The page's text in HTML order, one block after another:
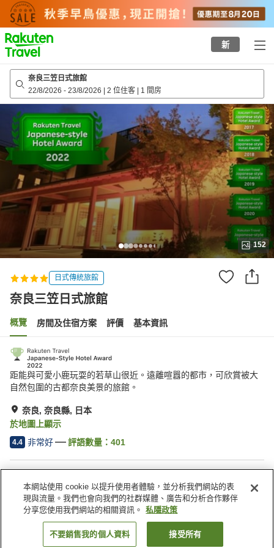
to
top
page
新
奈良三笠日式旅館
22/8/2026 - 23/8/2026 | 2 位住客 | 1 間房
152
日式傳統旅館
奈良三笠日式旅館
概覽 房間及住宿方案 評價 基本資訊
距能與可愛小鹿玩耍的若草山很近。遠離喧囂的都市，可欣賞被大
自然包圍的古都奈良美景的旅館。
奈良, 奈良縣, 日本
於地圖上顯示
4.4 非常好 評語數量： 401
停車場
水療/美容院
餐廳
私人包場
日本 奈良縣 奈良 奈良三笠日式旅館
找客房
本網站使用 cookie 以提升使用者體驗，並分析我們網站的表
現與流量。我們也會向我們的社群媒體、廣告和分析合作夥伴
分享您使用我們網站的相關資訊。
私隱政策
不要銷售我的個人資料 接受所有